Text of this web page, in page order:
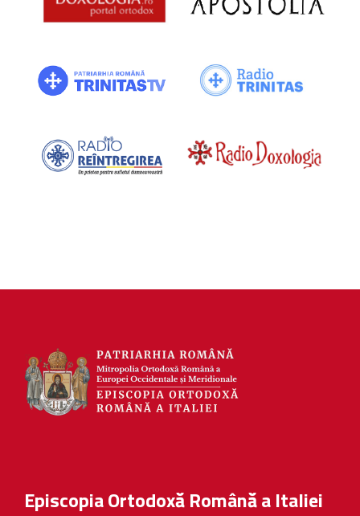
Episcopia Ortodoxă Română a Italiei